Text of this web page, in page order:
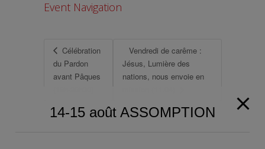
Event Navigation
Célébration
du Pardon
avant Pâques
Vendredi de carême :
Jésus, Lumière des
nations, nous envoie en
14-15 août ASSOMPTION